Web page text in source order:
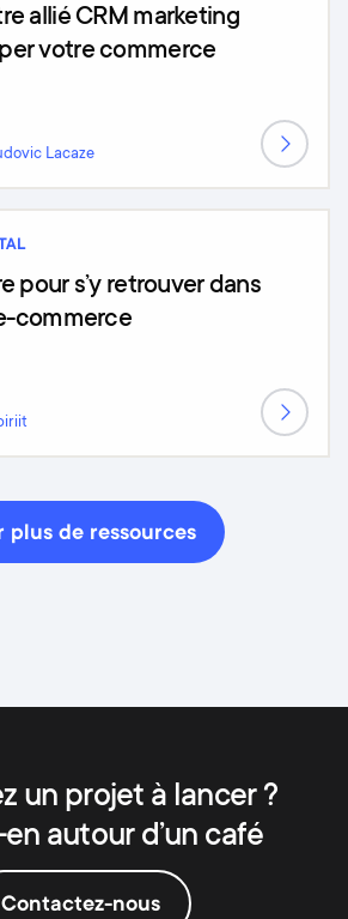
allié CRM marketing
votre commerce
Lacaze
pour s’y retrouver dans
commerce
plus de ressources
un projet à lancer ?
autour d’un café
Contactez-nous